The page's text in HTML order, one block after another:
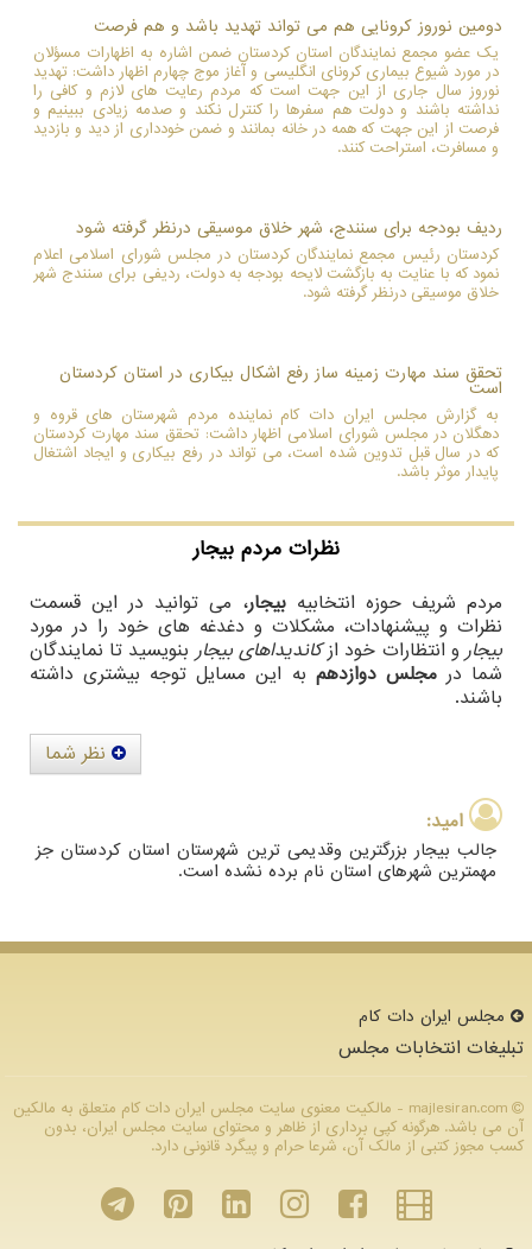
دومین نوروز کرونایی هم می تواند تهدید باشد و هم فرصت
یک عضو مجمع نمایندگان استان کردستان ضمن اشاره به اظهارات مسؤلان
در مورد شیوع بیماری کرونای انگلیسی و آغاز موج چهارم اظهار داشت: تهدید
نوروز سال جاری از این جهت است که مردم رعایت های لازم و کافی را
نداشته باشند و دولت هم سفرها را کنترل نکند و صدمه زیادی ببینیم و
فرصت از این جهت که همه در خانه بمانند و ضمن خودداری از دید و بازدید
و مسافرت، استراحت کنند.
ردیف بودجه برای سنندج، شهر خلاق موسیقی درنظر گرفته شود
کردستان رئیس مجمع نمایندگان کردستان در مجلس شورای اسلامی اعلام
نمود که با عنایت به بازگشت لایحه بودجه به دولت، ردیفی برای سنندج شهر
خلاق موسیقی درنظر گرفته شود.
تحقق سند مهارت زمینه ساز رفع اشکال بیکاری در استان کردستان
است
به گزارش مجلس ایران دات كام نماینده مردم شهرستان های قروه و
دهگلان در مجلس شورای اسلامی اظهار داشت: تحقق سند مهارت كردستان
كه در سال قبل تدوین شده است، می تواند در رفع بیكاری و ایجاد اشتغال
پایدار موثر باشد.
نظرات مردمبیجار
مردم شریف حوزه انتخابیهبیجار، می توانید در این قسمت
نظرات و پیشنهادات، مشکلات و دغدغه های خود را در مورد
بیجارو انتظارات خود ازکاندیداهای بیجار بنویسید تا نمایندگان
شما درمجلس دوازدهم به این مسایل توجه بیشتری داشته
باشند.
نظر شما
امید:
جالب بیجار بزرگترین وقدیمی ترین شهرستان استان کردستان جز
مهمترین شهرهای استان نام برده نشده است.
مجلس ایران دات كام
تبلیغات انتخابات مجلس
majlesiran.com - مالکیت معنوی سایت مجلس ایران دات كام متعلق به مالکین
آن می باشد. هرگونه کپی برداری از ظاهر و محتوای سایت مجلس ایران، بدون
کسب مجوز کتبی از مالک آن، شرعا حرام و پیگرد قانونی دارد.